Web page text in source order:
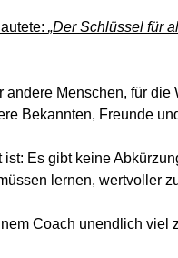
„Der Schlüssel für
andere Menschen, für die
Bekannten, Freunde
ist: Es gibt keine
lernen, wertvoller
Coach unendlich viel